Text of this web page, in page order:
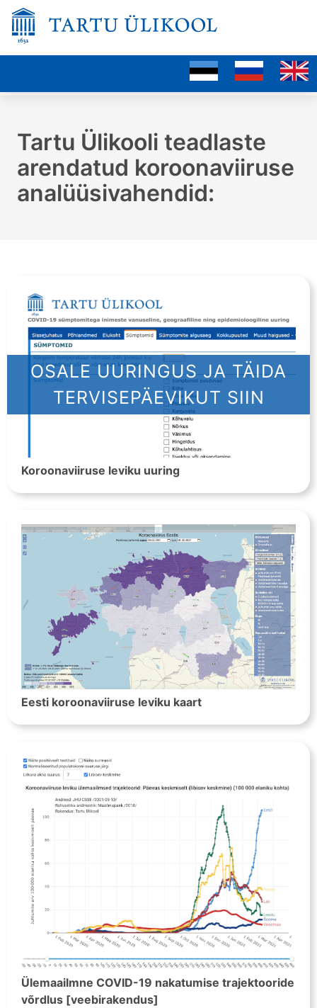
Tartu Ülikooli teadlaste
arendatud koroonaviiruse
analüüsivahendid:
OSALE UURINGUS JA TÄIDA
TERVISEPÄEVIKUT SIIN
Koroonaviiruse leviku uuring
Eesti koroonaviiruse leviku kaart
Ülemaailmne COVID-19 nakatumise trajektooride
võrdlus [veebirakendus]